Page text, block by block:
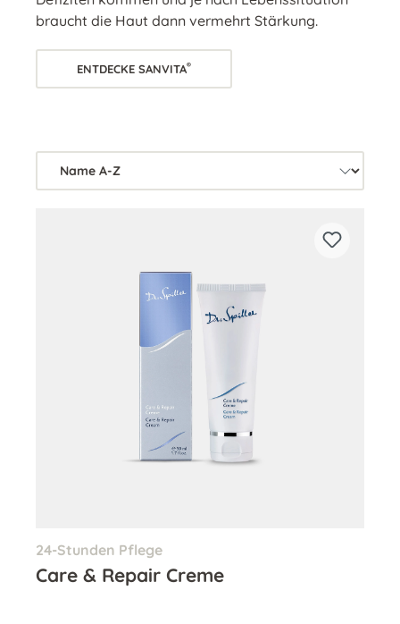
braucht die Haut dann vermehrt Stärkung.
ENTDECKE SANVITA®
24-Stunden Pflege
Care & Repair Creme